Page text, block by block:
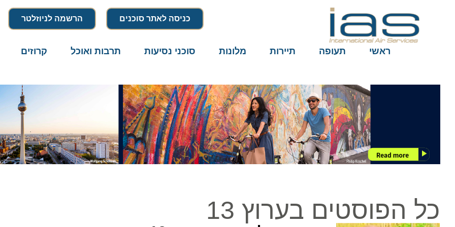
כניסה לאתר סוכנים הרשמה לניוזלטר
ראשי תעופה תיירות מלונות סוכני נסיעות תרבות ואוכל קרוזים
כל הפוסטים בערוץ 13